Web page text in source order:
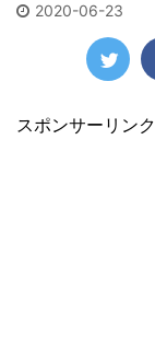
2020-06-23
スポンサーリンク